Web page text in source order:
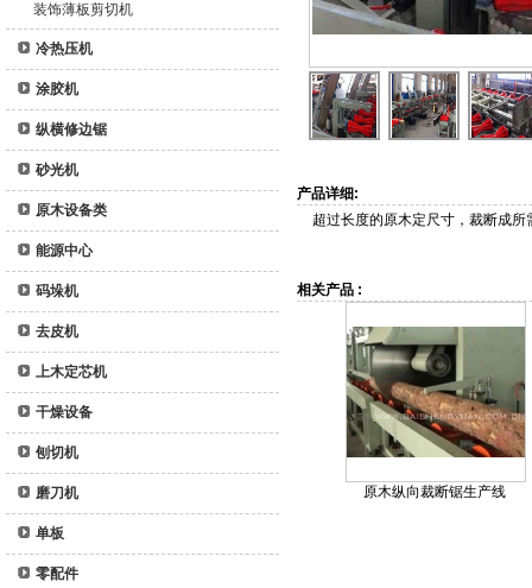
装饰薄板剪切机
冷热压机
涂胶机
纵横修边锯
砂光机
原木设备类
能源中心
码垛机
去皮机
上木定芯机
干燥设备
刨切机
磨刀机
单板
零配件
产品详细:
超过长度的原木定尺寸，裁断成
相关产品 :
原木纵向裁断锯生产线